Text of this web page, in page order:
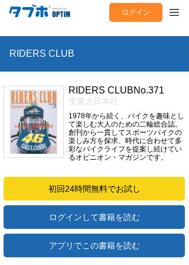
ログイン
RIDERS CLUB
RIDERS CLUBNo.371
実業之日本社
1978年から続く、バイクを趣味とし
て楽しむ大人のための二輪総合誌。
創刊から一貫してスポーツバイクの
楽しみ方を探求、時代に合わせて多
彩なバイクライフを提案し続けてい
るオピニオン・マガジンです。
初回24時間無料でお試し
ログインして書籍を読む
アプリでこの書籍を読む